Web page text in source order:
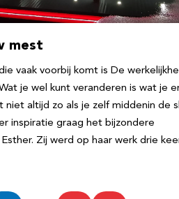
mest
vaak voorbij komt is De
je wel kunt veranderen is wat je
niet altijd zo als je zelf middenin de
inspiratie graag het bijzondere
Zij werd op haar werk drie